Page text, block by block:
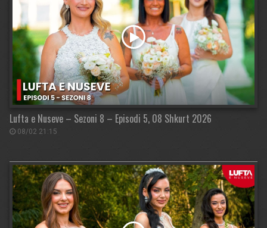
Lufta e Nuseve – Sezoni 8 – Episodi 5, 08 Shkurt 2026
08/02 21:15